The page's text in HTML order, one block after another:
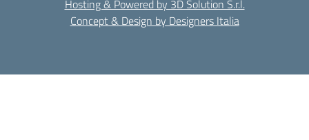
Hosting & Powered by 3D Solution S.r.l.
Concept & Design by Designers Italia